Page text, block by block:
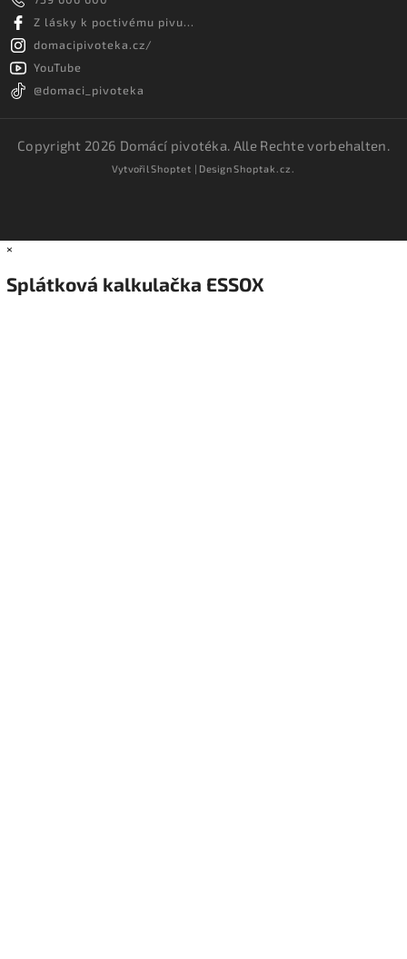
Z lásky k poctivému pivu...
domacipivoteka.cz/
YouTube
@domaci_pivoteka
Copyright 2026 Domácí pivotéka. Alle Rechte vorbehalten.
VytvořilShoptet | DesignShoptak.cz.
×
Splátková kalkulačka ESSOX